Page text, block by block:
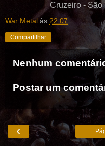
Cruzeiro - São
War Metal às 22:07
Compartilhar
Nenhum
Postar um
‹